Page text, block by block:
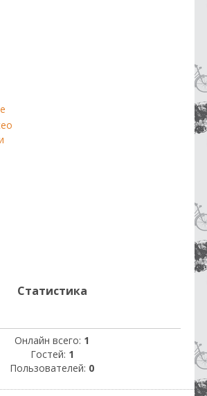
Статистика
Онлайн всего: 1
Гостей: 1
Пользователей: 0